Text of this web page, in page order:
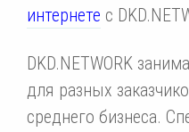
интернете с
DKD.NETWORK
для разных
среднего бизнеса.